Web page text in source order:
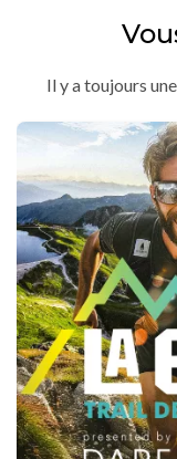
Il y a toujours